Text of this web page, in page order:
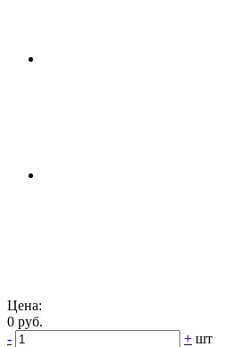
Цена:
0 руб.
-
+ шт